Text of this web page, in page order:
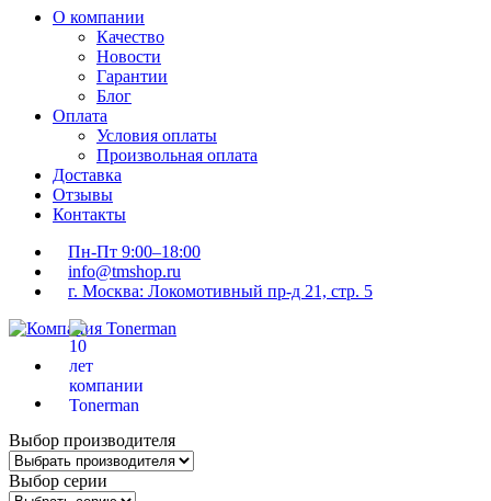
О компании
Качество
Новости
Гарантии
Блог
Оплата
Условия оплаты
Произвольная оплата
Доставка
Отзывы
Контакты
Пн-Пт 9:00–18:00
info@tmshop.ru
г. Москва: Локомотивный пр-д 21, стр. 5
Выбор производителя
Выбор серии